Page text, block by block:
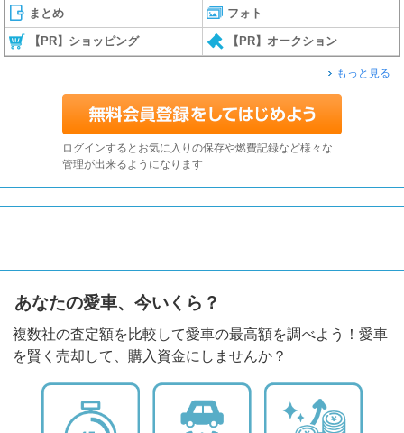
まとめ フォト
【PR】ショッピング 【PR】オークション
もっと見る
ログインするとお気に入りの保存や燃費記録など様々な
管理が出来るようになります
あなたの愛車、今いくら？
複数社の査定額を比較して愛車の最高額を調べよう！愛車
を賢く売却して、購入資金にしませんか？